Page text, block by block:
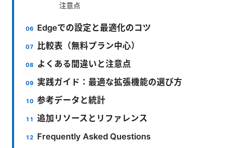
注意点
Edgeでの設定と最適化のコツ
比較表（無料プラン中心）
よくある間違いと注意点
実践ガイド：最適な拡張機能の選び方
参考データと統計
追加リソースとリファレンス
Frequently Asked Questions